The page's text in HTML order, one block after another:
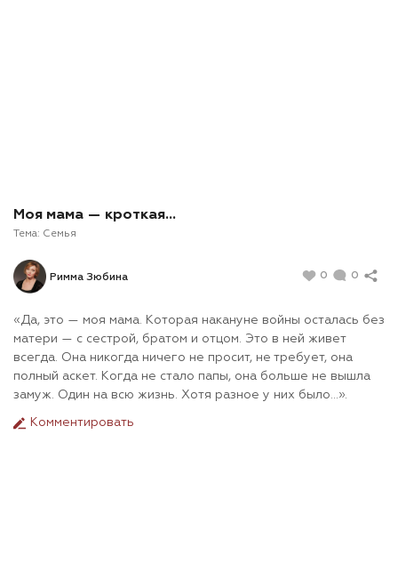
Моя мама — кроткая…
Тема: Семья
Римма Зюбина 0 0
«Да, это — моя мама. Которая накануне войны осталась без
матери — с сестрой, братом и отцом. Это в ней живет
всегда. Она никогда ничего не просит, не требует, она
полный аскет. Когда не стало папы, она больше не вышла
замуж. Один на всю жизнь. Хотя разное у них было…».
Комментировать